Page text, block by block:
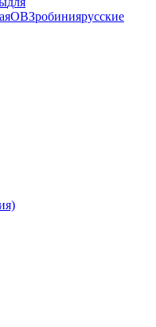
ОВЗробиниярусские